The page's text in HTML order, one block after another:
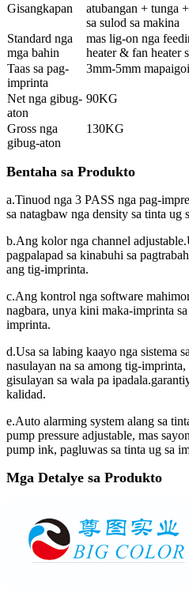
Gisangkapan
atubangan + tunga
sa sulod sa makina
Standard nga
mga bahin
mas lig-on nga
heater & fan heater
Taas sa pag-
imprinta
3mm-5mm
Net nga gibug-
aton
90KG
Gross nga
gibug-aton
130KG
Bentaha sa Produkto
a.Tinuod nga 3 PASS nga pag-
sa natagbaw nga density sa tinta ug
b.Ang kolor nga channel
pagpalapad sa kinabuhi sa
ang tig-imprinta.
c.Ang kontrol nga software
nagbara, unya kini maka-imprinta
imprinta.
d.Usa sa labing kaayo nga sistema
nasulayan na sa among tig-
gisulayan sa wala pa
kalidad.
e.Auto alarming system alang sa
pump pressure adjustable, mas
pump ink, pagluwas sa tinta ug sa
Mga Detalye sa Produkto